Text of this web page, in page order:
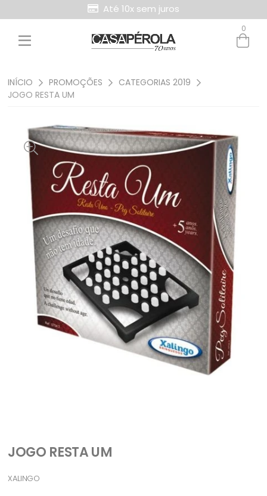
Entre com email ou cpf/cnpj
Até 10x sem juros
0
INÍCIO PROMOÇÕES
CATEGORIAS 2019
JOGO RESTA UM
JOGO RESTA UM
XALINGO